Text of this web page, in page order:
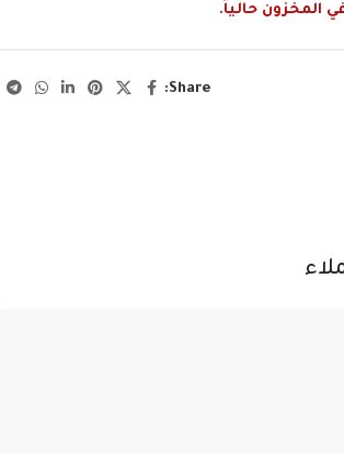
المخزون حالياً.
Share: